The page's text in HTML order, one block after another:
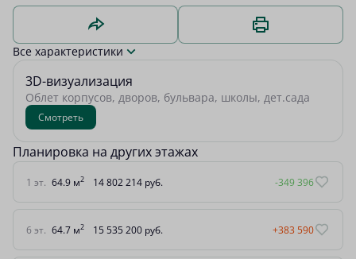
Все характеристики
3D-визуализация
Облет корпусов, дворов, бульвара, школы, дет.сада
Смотреть
Планировка на других этажах
1 эт. 64.9 м2 14 802 214 руб. -349 396
6 эт. 64.7 м2 15 535 200 руб. +383 590